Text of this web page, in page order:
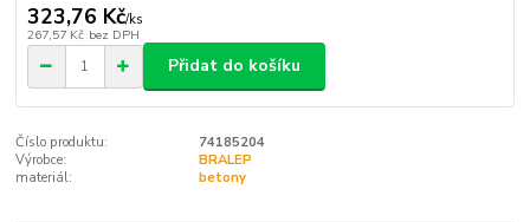
323,76 Kč/ks
267,57 Kč bez DPH
Přidat do košíku
Číslo produktu:
74185204
Výrobce:
BRALEP
materiál:
betony